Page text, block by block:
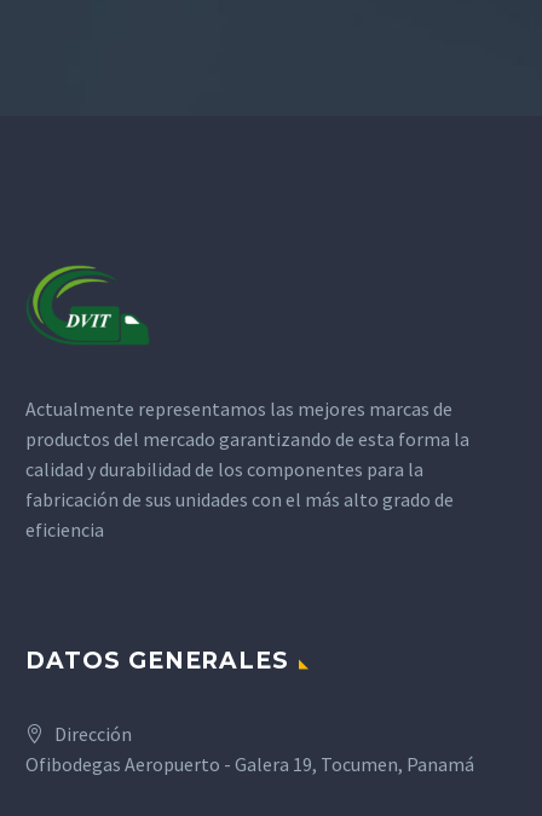
Actualmente representamos las mejores marcas de
productos del mercado garantizando de esta forma la
calidad y durabilidad de los componentes para la
fabricación de sus unidades con el más alto grado de
eficiencia
DATOS GENERALES
Dirección
Ofibodegas Aeropuerto - Galera 19, Tocumen, Panamá